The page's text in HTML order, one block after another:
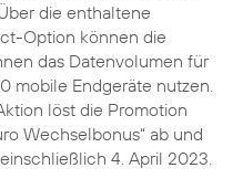
die enthaltene
Option können die
das Datenvolumen für
mobile Endgeräte nutzen.
löst die Promotion
Wechselbonus“ ab und
4. April 2023.